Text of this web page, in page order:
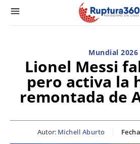
Mundial 2026
Lionel Messi
pero activa la
remontada de
Autor: Michell Aburto